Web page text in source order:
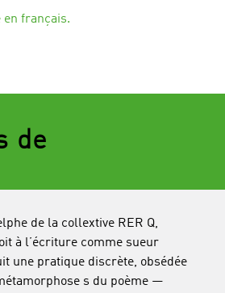
en français.
de
de la collextive RER Q,
à l’écriture comme sueur
une pratique discrète, obsédée
s du poème —